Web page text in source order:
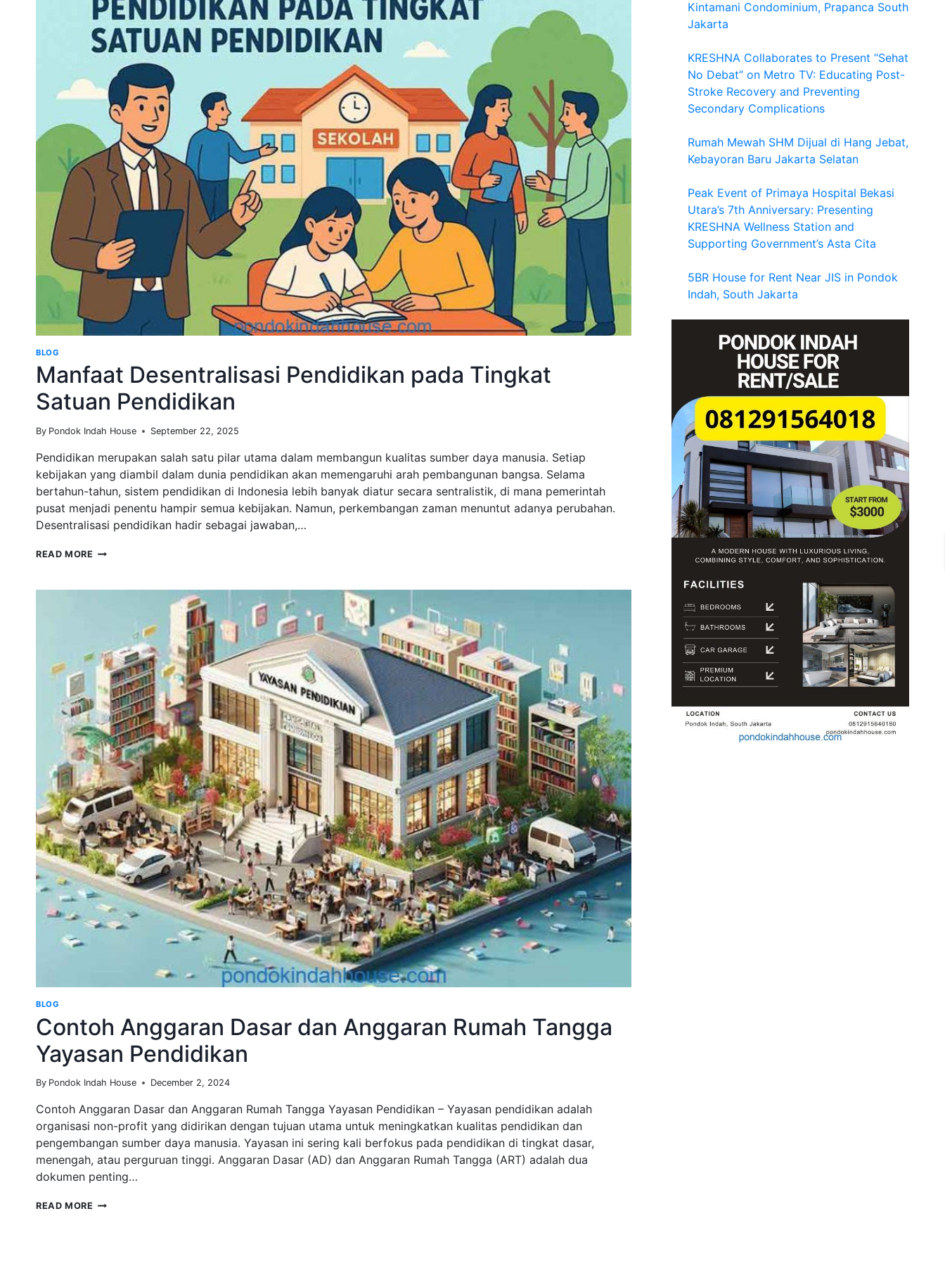
BLOG
Manfaat Desentralisasi Pendidikan pada Tingkat
Satuan Pendidikan
By Pondok Indah House September 22, 2025
Pendidikan merupakan salah satu pilar utama dalam membangun kualitas sumber daya manusia. Setiap
kebijakan yang diambil dalam dunia pendidikan akan memengaruhi arah pembangunan bangsa. Selama
bertahun-tahun, sistem pendidikan di Indonesia lebih banyak diatur secara sentralistik, di mana pemerintah
pusat menjadi penentu hampir semua kebijakan. Namun, perkembangan zaman menuntut adanya perubahan.
Desentralisasi pendidikan hadir sebagai jawaban,…
READ MORE MANFAAT
PADA
PENDIDIKAN
BLOG
Contoh Anggaran Dasar dan Anggaran Rumah Tangga
Yayasan Pendidikan
By Pondok Indah House December 2, 2024
Contoh Anggaran Dasar dan Anggaran Rumah Tangga Yayasan Pendidikan – Yayasan pendidikan adalah
organisasi non-profit yang didirikan dengan tujuan utama untuk meningkatkan kualitas pendidikan dan
pengembangan sumber daya manusia. Yayasan ini sering kali berfokus pada pendidikan di tingkat dasar,
menengah, atau perguruan tinggi. Anggaran Dasar (AD) dan Anggaran Rumah Tangga (ART) adalah dua
dokumen penting…
READ MORE CONTOH
Kintamani Condominium, Prapanca South
Jakarta
KRESHNA Collaborates to Present “Sehat
No Debat” on Metro TV: Educating Post-
Stroke Recovery and Preventing
Secondary Complications
Rumah Mewah SHM Dijual di Hang Jebat,
Kebayoran Baru Jakarta Selatan
Peak Event of Primaya Hospital Bekasi
Utara’s 7th Anniversary: Presenting
KRESHNA Wellness Station and
Supporting Government’s Asta Cita
5BR House for Rent Near JIS in Pondok
Indah, South Jakarta